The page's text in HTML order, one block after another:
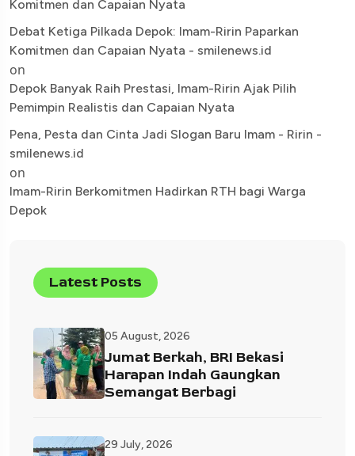
Komitmen dan Capaian Nyata
Debat Ketiga Pilkada Depok: Imam-Ririn Paparkan
Komitmen dan Capaian Nyata - smilenews.id
on
Depok Banyak Raih Prestasi, Imam-Ririn Ajak Pilih
Pemimpin Realistis dan Capaian Nyata
Pena, Pesta dan Cinta Jadi Slogan Baru Imam - Ririn -
smilenews.id
on
Imam-Ririn Berkomitmen Hadirkan RTH bagi Warga
Depok
Latest Posts
05 August, 2026
Jumat Berkah, BRI Bekasi
Harapan Indah Gaungkan
Semangat Berbagi
29 July, 2026